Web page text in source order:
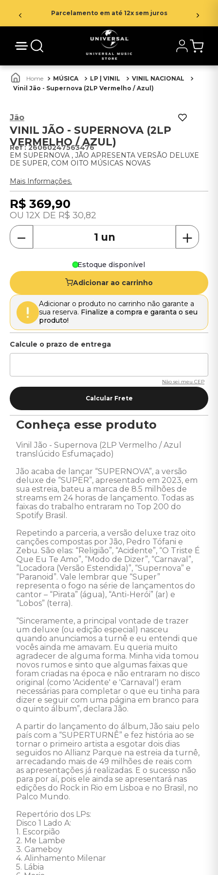
Parcelamento em até 12x sem juros
MÚSICA LP | VINIL
VINIL NACIONAL
Vinil Jão - Supernova (2LP Vermelho / Azul)
Jão
VINIL JÃO - SUPERNOVA (2LP
VERMELHO / AZUL)
:26060247563476
EM SUPERNOVA , JÃO APRESENTA VERSÃO DELUXE
DE SUPER, COM OITO MÚSICAS NOVAS
Mais Informações.
R$ 369,90
12 R$ 30,82
＋
－
Estoque disponível
Adicionar ao carrinho
Adicionar o produto no carrinho não garante a
sua reserva. Finalize a compra e garanta o seu
produto!
Não sei meu CEP
Conheça esse produto
Vinil Jão - Supernova (2LP Vermelho / Azul
translúcido Esfumaçado)
Jão acaba de lançar “SUPERNOVA”, a versão
deluxe de “SUPER”, apresentado em 2023, em
sua estreia, bateu a marca de 8.5 milhões de
streams em 24 horas de lançamento. Todas as
faixas do trabalho entraram no Top 200 do
Spotify Brasil.
Repetindo a parceria, a versão deluxe traz oito
canções compostas por Jão, Pedro Tófani e
Zebu. São elas: “Religião”, “Acidente”, “O Triste É
Que Eu Te Amo”, “Modo de Dizer”, “Carnaval”,
“Locadora (Versão Estendida)”, “Supernova” e
“Paranoid”. Vale lembrar que “Super”
representa o fogo na série de lançamentos do
cantor – “Pirata” (água), “Anti-Herói” (ar) e
“Lobos” (terra).
“Sinceramente, a principal vontade de trazer
um deluxe (ou edição especial) nasceu
quando anunciamos a turnê e eu entendi que
vocês ainda me amavam. Eu queria muito
agradecer de alguma forma. Minha vida tomou
novos rumos e sinto que algumas faixas que
foram criadas na época e não entraram no disco
original (como 'Acidente' e 'Carnaval') eram
necessárias para completar o que eu tinha para
dizer e seguir com uma página em branco para
o quinto álbum”, declara Jão.
A partir do lançamento do álbum, Jão saiu pelo
país com a “SUPERTURNÊ” e fez história ao se
tornar o primeiro artista a esgotar dois dias
seguidos no Allianz Parque na estreia da turnê,
arrecadando mais de 49 milhões de reais com
as apresentações já realizadas. E o sucesso não
para por aí, pois ele ainda se apresentará nas
edições do Rock in Rio em Lisboa e no Brasil, no
Palco Mundo.
Repertório dos LPs:
Disco 1 Lado A:
1. Escorpião
2. Me Lambe
3. Gameboy
4. Alinhamento Milenar
5. Lábia